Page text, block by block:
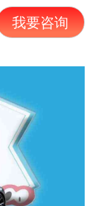
我要咨询